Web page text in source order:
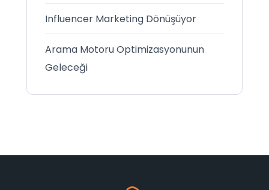
Influencer Marketing Dönüşüyor
Arama Motoru Optimizasyonunun
Geleceği